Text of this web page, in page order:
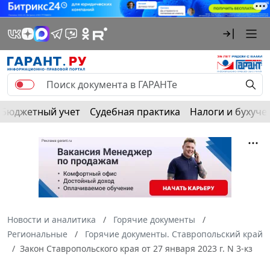
Бюджетный учет Судебная практика Налоги и
Новости и аналитика
Горячие документы
Региональные
Горячие документы. Ставропольский край
Закон Ставропольского края от 27 января 2023 г. N 3-кз